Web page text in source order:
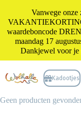
naar
de
Kadootjes
Geen producten
Vanwege
waardeboncode
maandag 17
Dankjewel voor je